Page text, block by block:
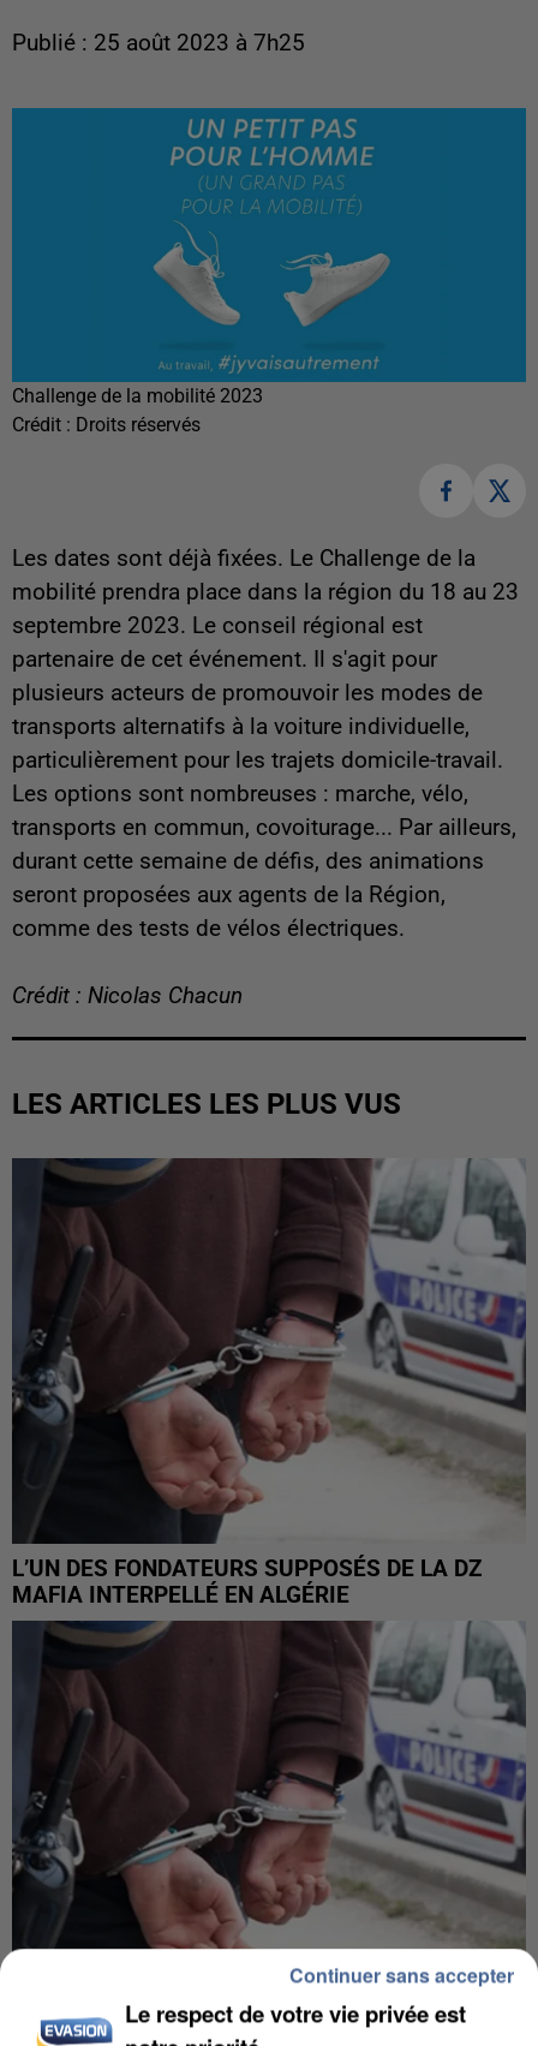
Publié : 25 août 2023 à 7h25
Challenge de la mobilité 2023
Crédit : Droits réservés
Les dates sont déjà fixées. Le Challenge de la
mobilité prendra place dans la région du 18 au 23
septembre 2023. Le conseil régional est
partenaire de cet événement. Il s'agit pour
plusieurs acteurs de promouvoir les modes de
transports alternatifs à la voiture individuelle,
particulièrement pour les trajets domicile-travail.
Les options sont nombreuses : marche, vélo,
transports en commun, covoiturage... Par ailleurs,
durant cette semaine de défis, des animations
seront proposées aux agents de la Région,
comme des tests de vélos électriques.
Crédit : Nicolas Chacun
LES ARTICLES LES PLUS VUS
L’UN DES FONDATEURS SUPPOSÉS DE LA DZ
MAFIA INTERPELLÉ EN ALGÉRIE
UN SECOND CADRE DE LA DZ MAFIA
Le respect de votre vie privée est
Continuer sans accepter